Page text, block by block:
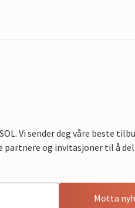
Vi sender deg våre beste
partnere og invitasjoner til å
Motta